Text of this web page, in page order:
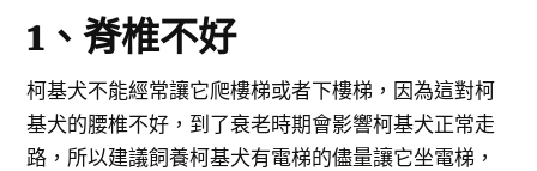
1、脊椎不好
柯基犬不能經常讓它爬樓梯或者下樓梯，因為這對柯
基犬的腰椎不好，到了衰老時期會影響柯基犬正常走
路，所以建議飼養柯基犬有電梯的儘量讓它坐電梯，